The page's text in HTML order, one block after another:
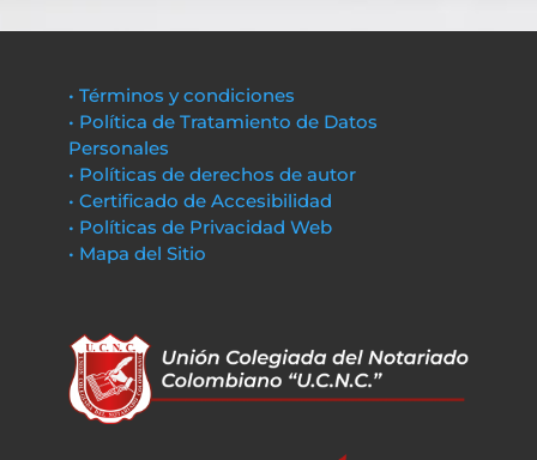
• Términos y condiciones
• Política de Tratamiento de Datos
Personales
• Políticas de derechos de autor
• Certificado de Accesibilidad
• Políticas de Privacidad Web
• Mapa del Sitio